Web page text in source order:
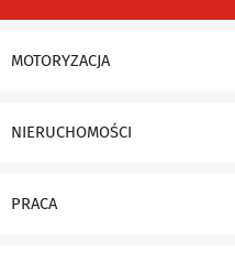
MOTORYZACJA
NIERUCHOMOŚCI
PRACA